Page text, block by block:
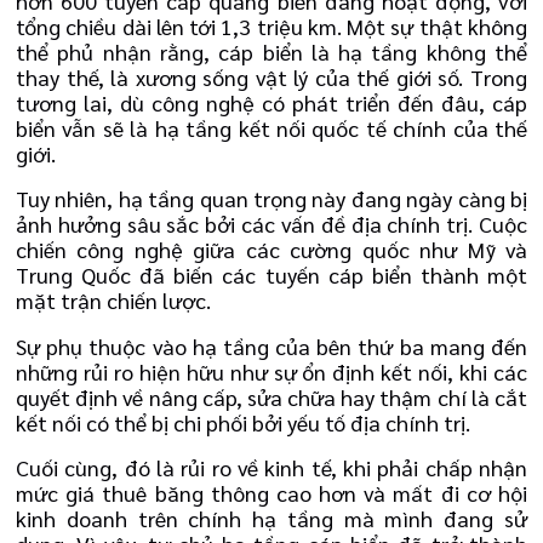
tổng chiều dài lên tới 1,3 triệu km. Một sự thật không
thể phủ nhận rằng, cáp biển là hạ tầng không thể
thay thế, là xương sống vật lý của thế giới số. Trong
tương lai, dù công nghệ có phát triển đến đâu, cáp
biển vẫn sẽ là hạ tầng kết nối quốc tế chính của thế
giới.
Tuy nhiên, hạ tầng quan trọng này đang ngày càng bị
ảnh hưởng sâu sắc bởi các vấn đề địa chính trị. Cuộc
chiến công nghệ giữa các cường quốc như Mỹ và
Trung Quốc đã biến các tuyến cáp biển thành một
mặt trận chiến lược.
Sự phụ thuộc vào hạ tầng của bên thứ ba mang đến
những rủi ro hiện hữu như sự ổn định kết nối, khi các
quyết định về nâng cấp, sửa chữa hay thậm chí là cắt
kết nối có thể bị chi phối bởi yếu tố địa chính trị.
Cuối cùng, đó là rủi ro về kinh tế, khi phải chấp nhận
mức giá thuê băng thông cao hơn và mất đi cơ hội
kinh doanh trên chính hạ tầng mà mình đang sử